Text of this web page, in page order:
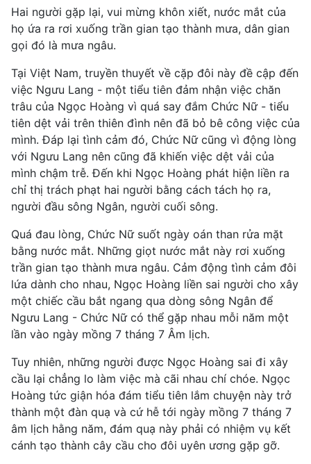
Hai người gặp lại, vui mừng khôn xiết, nước mắt của
họ ứa ra rơi xuống trần gian tạo thành mưa, dân gian
gọi đó là mưa ngâu.
Tại Việt Nam, truyền thuyết về cặp đôi này đề cập đến
việc Ngưu Lang - một tiểu tiên đảm nhận việc chăn
trâu của Ngọc Hoàng vì quá say đắm Chức Nữ - tiểu
tiên dệt vải trên thiên đình nên đã bỏ bê công việc của
mình. Đáp lại tình cảm đó, Chức Nữ cũng vì động lòng
với Ngưu Lang nên cũng đã khiến việc dệt vải của
mình chậm trễ. Đến khi Ngọc Hoàng phát hiện liền ra
chỉ thị trách phạt hai người bằng cách tách họ ra,
người đầu sông Ngân, người cuối sông.
Quá đau lòng, Chức Nữ suốt ngày oán than rửa mặt
bằng nước mắt. Những giọt nước mắt này rơi xuống
trần gian tạo thành mưa ngâu. Cảm động tình cảm đôi
lứa dành cho nhau, Ngọc Hoàng liền sai người cho xây
một chiếc cầu bắt ngang qua dòng sông Ngân để
Ngưu Lang - Chức Nữ có thể gặp nhau mỗi năm một
lần vào ngày mồng 7 tháng 7 Âm lịch.
Tuy nhiên, những người được Ngọc Hoàng sai đi xây
cầu lại chẳng lo làm việc mà cãi nhau chí chóe. Ngọc
Hoàng tức giận hóa đám tiểu tiên lắm chuyện này trở
thành một đàn quạ và cứ hễ tới ngày mồng 7 tháng 7
âm lịch hằng năm, đám quạ này phải có nhiệm vụ kết
cánh tạo thành cây cầu cho đôi uyên ương gặp gỡ.